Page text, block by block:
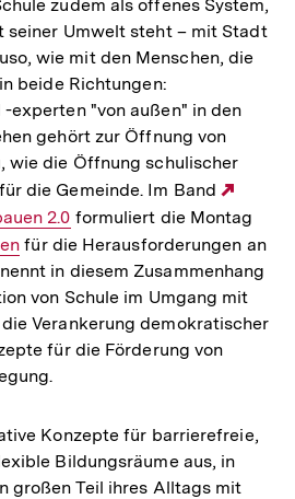
zudem als offenes System,
seiner Umwelt steht – mit Stadt
wie mit den Menschen, die
beide Richtungen:
experten "von außen" in den
gehört zur Öffnung von
wie die Öffnung schulischer
die Gemeinde. Im Band
Link:
2.0 formuliert die Montag
für die Herausforderungen an
in diesem Zusammenhang
von Schule im Umgang mit
Verankerung demokratischer
für die Förderung von
Konzepte für barrierefreie,
Bildungsräume aus, in
großen Teil ihres Alltags mit